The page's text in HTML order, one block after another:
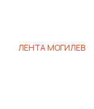
ЛЕНТА МОГИЛЕВ